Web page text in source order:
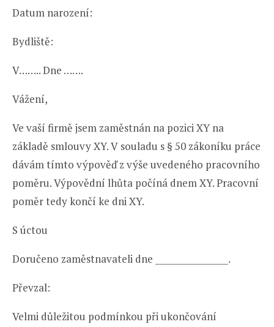
Datum narození:
Bydliště:
V…….. Dne …….
Vážení,
Ve vaší firmě jsem zaměstnán na pozici XY na
základě smlouvy XY. V souladu s § 50 zákoníku práce
dávám tímto výpověď z výše uvedeného pracovního
poměru. Výpovědní lhůta počíná dnem XY. Pracovní
poměr tedy končí ke dni XY.
S úctou
Doručeno zaměstnavateli dne _________________.
Převzal:
Velmi důležitou podmínkou při ukončování